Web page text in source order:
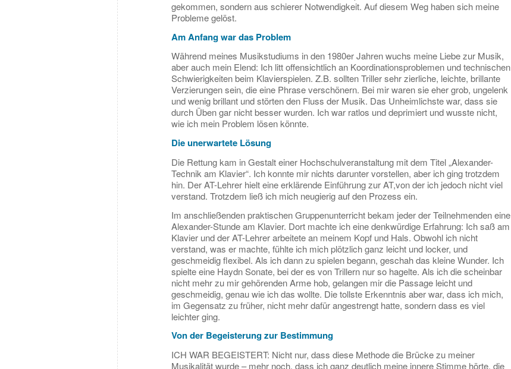
gekommen, sondern aus schierer Notwendigkeit. Auf diesem Weg haben sich meine
Probleme gelöst.
Am Anfang war das Problem
Während meines Musikstudiums in den 1980er Jahren wuchs meine Liebe zur Musik,
aber auch mein Elend: Ich litt offensichtlich an Koordinationsproblemen und technischen
Schwierigkeiten beim Klavierspielen. Z.B. sollten Triller sehr zierliche, leichte, brillante
Verzierungen sein, die eine Phrase verschönern. Bei mir waren sie eher grob, ungelenk
und wenig brillant und störten den Fluss der Musik. Das Unheimlichste war, dass sie
durch Üben gar nicht besser wurden. Ich war ratlos und deprimiert und wusste nicht,
wie ich mein Problem lösen könnte.
Die unerwartete Lösung
Die Rettung kam in Gestalt einer Hochschulveranstaltung mit dem Titel „Alexander-
Technik am Klavier“. Ich konnte mir nichts darunter vorstellen, aber ich ging trotzdem
hin. Der AT-Lehrer hielt eine erklärende Einführung zur AT,von der ich jedoch nicht viel
verstand. Trotzdem ließ ich mich neugierig auf den Prozess ein.
Im anschließenden praktischen Gruppenunterricht bekam jeder der Teilnehmenden eine
Alexander-Stunde am Klavier. Dort machte ich eine denkwürdige Erfahrung: Ich saß am
Klavier und der AT-Lehrer arbeitete an meinem Kopf und Hals. Obwohl ich nicht
verstand, was er machte, fühlte ich mich plötzlich ganz leicht und locker, und
geschmeidig flexibel. Als ich dann zu spielen begann, geschah das kleine Wunder. Ich
spielte eine Haydn Sonate, bei der es von Trillern nur so hagelte. Als ich die scheinbar
nicht mehr zu mir gehörenden Arme hob, gelangen mir die Passage leicht und
geschmeidig, genau wie ich das wollte. Die tollste Erkenntnis aber war, dass ich mich,
im Gegensatz zu früher, nicht mehr dafür angestrengt hatte, sondern dass es viel
leichter ging.
Von der Begeisterung zur Bestimmung
ICH WAR BEGEISTERT: Nicht nur, dass diese Methode die Brücke zu meiner
Musikalität wurde – mehr noch, dass ich ganz deutlich meine innere Stimme hörte, die